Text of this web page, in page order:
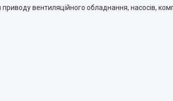
вентиляційного обладнання, насосів,